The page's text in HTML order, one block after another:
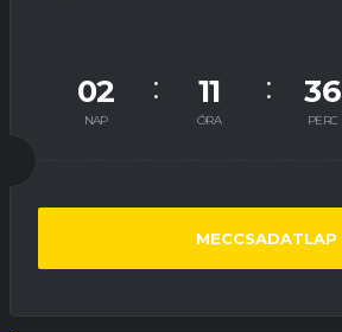
02
NAP
11
ÓRA
36
PERC
MECCSADATLAP